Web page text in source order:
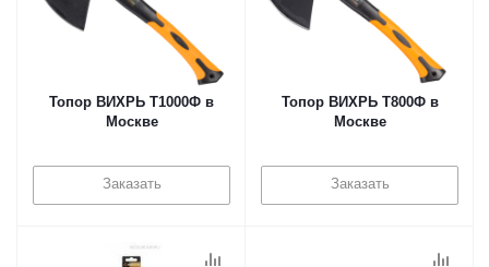
Топор ВИХРЬ Т1000Ф в
Москве
Заказать
Топор ВИХРЬ Т800Ф в
Москве
Заказать